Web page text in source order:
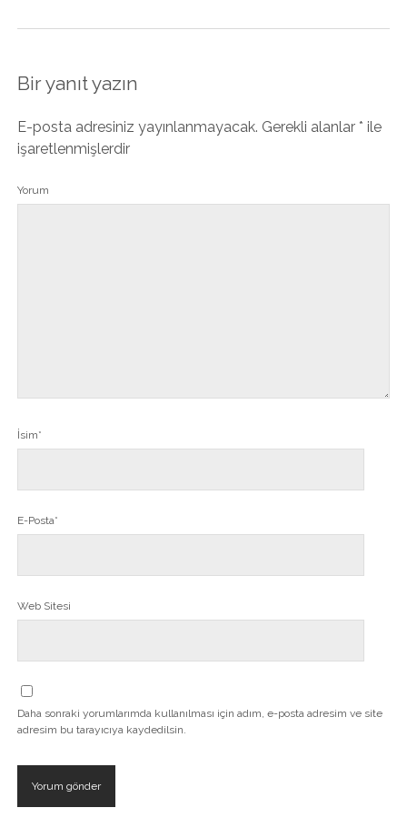
Bir yanıt yazın
E-posta adresiniz yayınlanmayacak. Gerekli alanlar * ile
işaretlenmişlerdir
Yorum
İsim*
E-Posta*
Web Sitesi
Daha sonraki yorumlarımda kullanılması için adım, e-posta adresim ve site
adresim bu tarayıcıya kaydedilsin.